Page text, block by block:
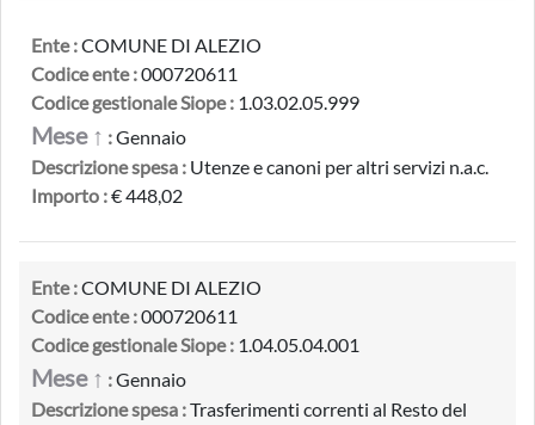
Ente :COMUNE DI ALEZIO
Codice ente :000720611
Codice gestionale Siope : 1.03.02.05.999
Mese ↑ :Gennaio
Descrizione spesa : Utenze e canoni per altri servizi n.a.c.
Importo :€ 448,02
Ente :COMUNE DI ALEZIO
Codice ente :000720611
Codice gestionale Siope : 1.04.05.04.001
Mese ↑ :Gennaio
Descrizione spesa :Trasferimenti correnti al Resto del